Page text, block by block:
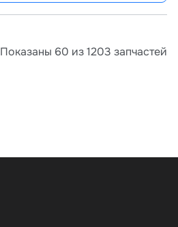
Показаны 60 из 1203 запчастей